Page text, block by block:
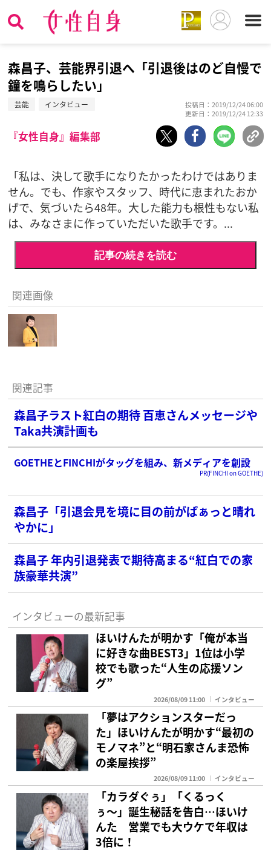
森昌子、芸能界引退へ「引退後はのど自慢で
鐘を鳴らしたい」
芸能 インタビュー
投稿日：2019/12/24 06:00
更新日：2019/12/24 12:33
『女性自身』編集部
「私は、決して歌手になりたかったわけではありま
せん。でも、作家やスタッフ、時代に恵まれたおか
げで、気づいたら48年。大した能力も根性もない私
は、みなさまに作っていただいた歌手です。...
記事の続きを読む
関連画像
関連記事
森昌子ラスト紅白の期待 百恵さんメッセージや
Taka共演計画も
GOETHEとFINCHIがタッグを組み、新メディアを創設
PR(FINCHI on GOETHE)
森昌子「引退会見を境に目の前がぱぁっと晴れ
やかに」
森昌子 年内引退発表で期待高まる“紅白での家
族豪華共演”
インタビューの最新記事
ほいけんたが明かす「俺が本当
に好きな曲BEST3」1位は小学
校でも歌った“人生の応援ソン
グ”
2026/08/09 11:00 インタビュー
「夢はアクションスターだっ
た」ほいけんたが明かす“最初の
モノマネ”と“明石家さんま恐怖
の楽屋挨拶”
2026/08/09 11:00 インタビュー
「カラダぐぅ」「くるっく
ぅ〜」誕生秘話を告白…ほいけ
んた 営業でも大ウケで年収は
3倍に！